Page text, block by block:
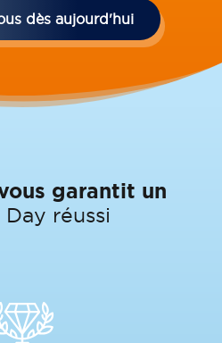
dès aujourd'hui
garantit un
Day réussi